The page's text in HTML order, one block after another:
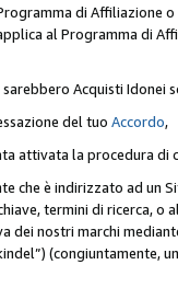
di Affiliazione
al Programma di
Acquisti
del tuo Accordo,
attivata la procedura di
che è indirizzato ad un
termini di ricerca,
dei nostri marchi
(congiuntamente,